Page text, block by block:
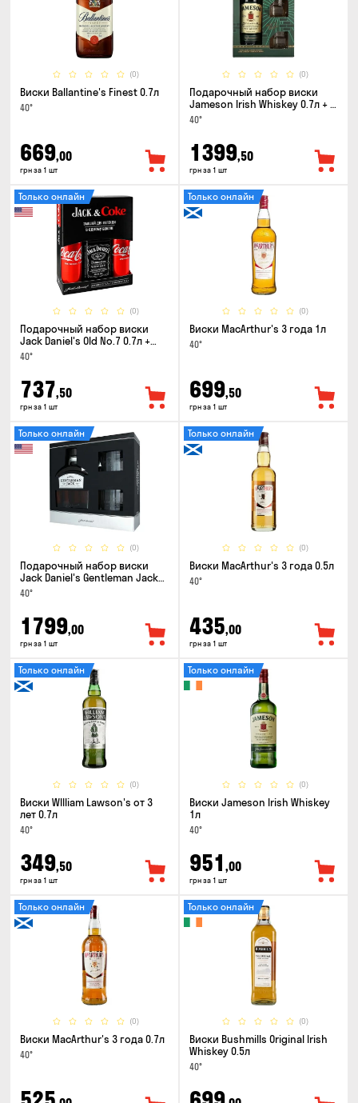
(0)
Виски Ballantine's Finest 0.7л
40°
669,00
грн за 1 шт
(0)
Подарочный набор виски
Jameson Irish Whiskey 0.7л + 2
стакана
40°
1399,50
грн за 1 шт
(0)
Только онлайн
Подарочный набор виски
Jack Daniel's Old No.7 0.7л +
Coca-Cola 0.33л x 2шт
40°
737,50
грн за 1 шт
(0)
Только онлайн
Виски MacArthur's 3 года 1л
40°
699,50
грн за 1 шт
(0)
Только онлайн
Подарочный набор виски
Jack Daniel's Gentleman Jack
0.7л + 2 стакана
40°
1799,00
грн за 1 шт
(0)
Только онлайн
Виски MacArthur's 3 года 0.5л
40°
435,00
грн за 1 шт
(0)
Только онлайн
Виски WIlliam Lawson's от 3
лет 0.7л
40°
349,50
грн за 1 шт
(0)
Только онлайн
Виски Jameson Irish Whiskey
1л
40°
951 ,00
грн за 1 шт
(0)
Только онлайн
Виски MacArthur's 3 года 0.7л
40°
(0)
Только онлайн
Виски Bushmills Original Irish
Whiskey 0.5л
40°